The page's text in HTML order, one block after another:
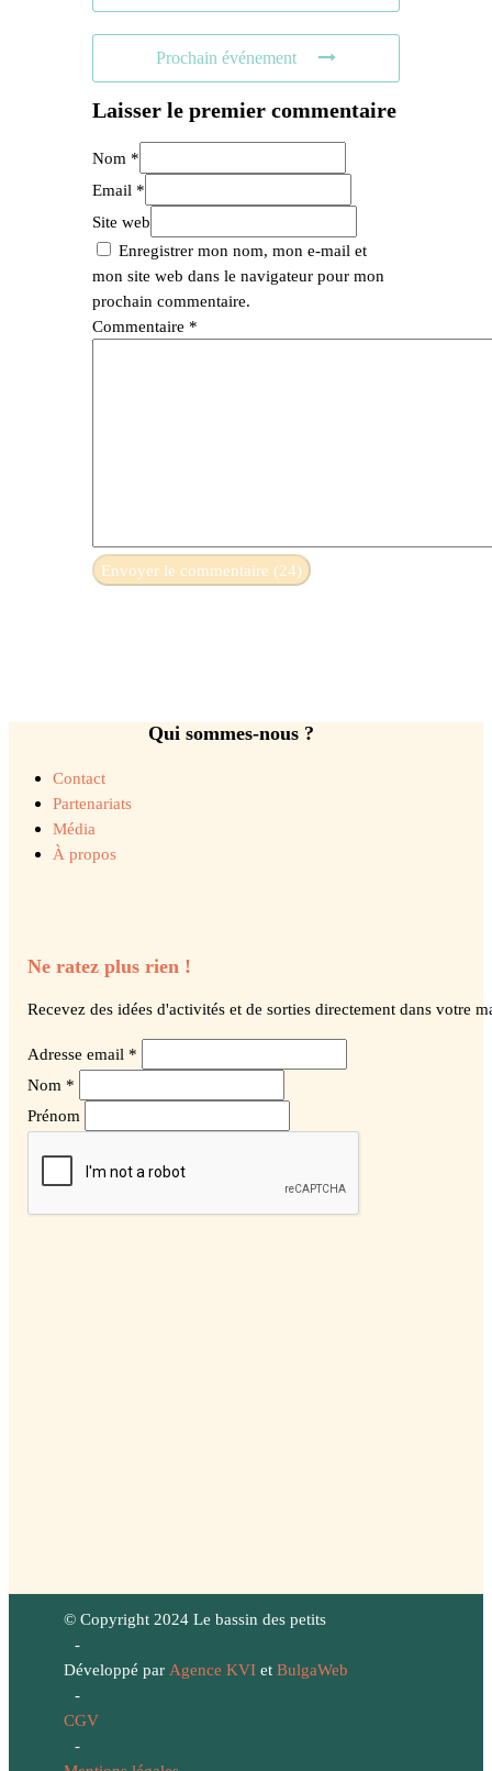
Prochain événement
Laisser le premier commentaire
Nom *
Email *
Site web
Enregistrer mon nom, mon e-mail et
mon site web dans le navigateur pour mon
prochain commentaire.
Commentaire *
Qui sommes-nous ?
Contact
Partenariats
Média
À propos
Ne ratez plus rien !
Recevez des idées d'activités et de sorties directement dans votre
Adresse email *
Nom *
Prénom
© Copyright 2024 Le bassin des petits
-
Développé par Agence KVIet BulgaWeb
-
CGV
-